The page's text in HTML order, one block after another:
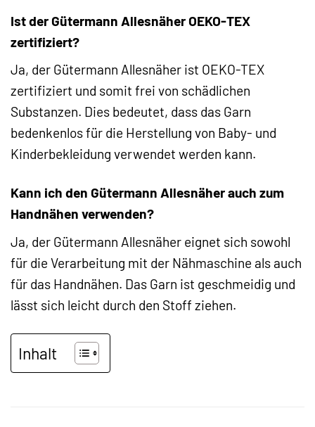
Ist der Gütermann Allesnäher OEKO-TEX
zertifiziert?
Ja, der Gütermann Allesnäher ist OEKO-TEX
zertifiziert und somit frei von schädlichen
Substanzen. Dies bedeutet, dass das Garn
bedenkenlos für die Herstellung von Baby- und
Kinderbekleidung verwendet werden kann.
Kann ich den Gütermann Allesnäher auch zum
Handnähen verwenden?
Ja, der Gütermann Allesnäher eignet sich sowohl
für die Verarbeitung mit der Nähmaschine als auch
für das Handnähen. Das Garn ist geschmeidig und
lässt sich leicht durch den Stoff ziehen.
Inhalt